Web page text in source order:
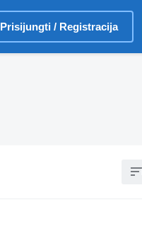
Prisijungti / Registracija